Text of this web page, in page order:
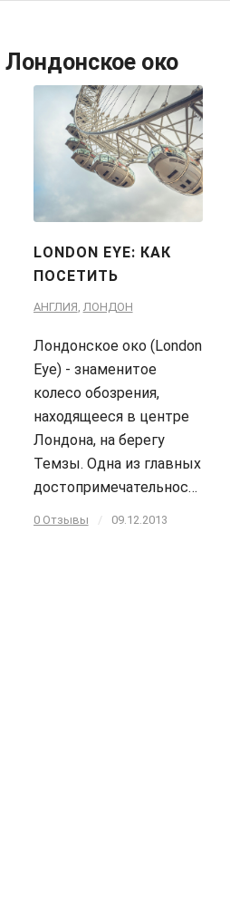
Лондонское око
LONDON EYE: КАК
ПОСЕТИТЬ
АНГЛИЯ, ЛОНДОН
Лондонское око (London
Eye) - знаменитое
колесо обозрения,
находящееся в центре
Лондона, на берегу
Темзы. Одна из главных
достопримечательностей города (и…
0 Отзывы / 09.12.2013